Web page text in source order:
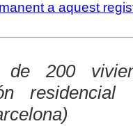
a aquest
de 200